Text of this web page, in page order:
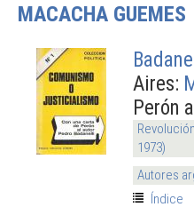
MACACHA GUEMES
Aires:
Perón
1973)
Autores
Índice